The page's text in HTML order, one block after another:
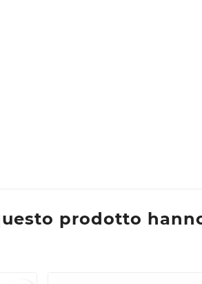
dei desideri
per salvare dei prodotti nella tua lista
prodotto